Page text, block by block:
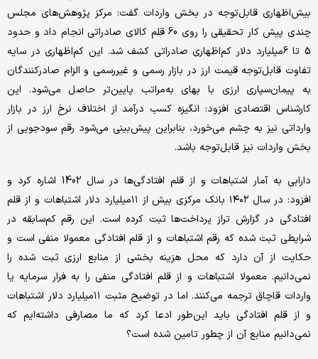
بیش‌اظهاری قابل‌توجه در بخش واردات گفت: مرکز پژوهش‌های مجلس
چندی پیش کار تحقیقی را روی 60 قلم کالای صادراتی انجام داد و حدود
5 تا 6‌میلیارد دلار کم‌اظهاری صادراتی کشف شد. این کم‌اظهاری در سایه
تفاوت قابل‌توجه قیمت ارز در بازار رسمی و غیررسمی و الزام صادرکنندگان
به پیمان‌سپاری ارزی با بهای به‌مراتب پایین‌تر حاصل می‌شود. این
کارشناس اقتصادی افزود: انگیزه کسب درآمد از اختلاف نرخ ارز در بازار
وارداتی نیز به چشم می‌خورد، بنابراین پیش‌بینی می‌شود رقم سودجویی از
بخش واردات نیز قابل‌توجه باشد.
دارابی به آمار اشتباهات و از قلم افتادگی‌ها در سال 1402 اشاره کرد و
افزود: در سال ۱۴۰۲ بانک مرکزی بیش از ۱۱‌میلیارد دلار اشتباهات و از قلم
افتادگی در گزارش تراز پرداخت‌ها ثبت کرده است. این رقم کم‌سابقه در
شرایطی ثبت شده که رقم اشتباهات و از قلم افتادگی معمولا منفی است و
حکایت از آن دارد که محل هزینه بخشی از منابع ارزی ثبت شده را
نمی‌دانیم. معمولا اشتباهات و از قلم افتادگی منفی را به فرار سرمایه یا
واردات قاچاق ترجمه می‌کنند. اما در توضیح مثبت ۱۱‌میلیارد دلار اشتباهات
و از قلم افتادگی باید این‌طور ادعا کرد که ما مصارفی داشته‌ایم که
نمی‌دانیم منابع آن از چطور تامین شده است؟